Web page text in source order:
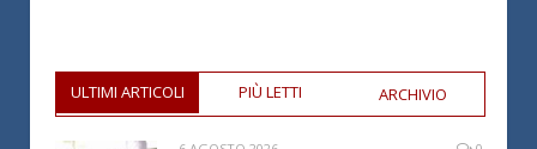
ULTIMI ARTICOLI PIÙ LETTI ARCHIVIO